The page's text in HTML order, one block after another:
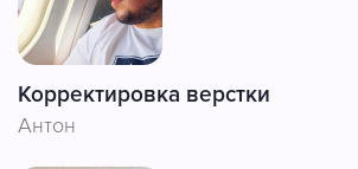
Корректировка верстки
Антон